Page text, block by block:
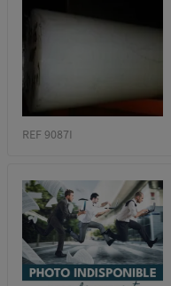
REF 9087I